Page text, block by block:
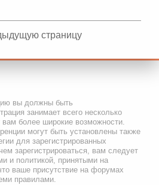
страницу
вы должны быть
занимает всего несколько
вам более широкие возможности.
могут быть установлены также
для зарегистрированных
зарегистрироваться, вам следует
и политикой, принятыми на
ваше присутствие на форумах
правилами.